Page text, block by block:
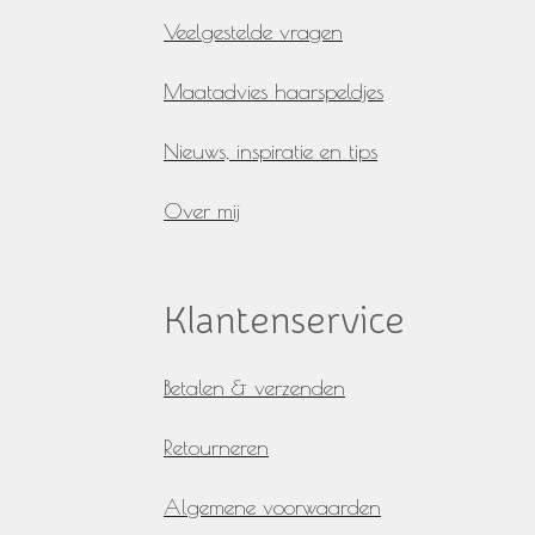
Veelgestelde vragen
Maatadvies haarspeldjes
Nieuws, inspiratie en tips
Over mij
Klantenservice
Betalen & verzenden
Retourneren
Algemene voorwaarden